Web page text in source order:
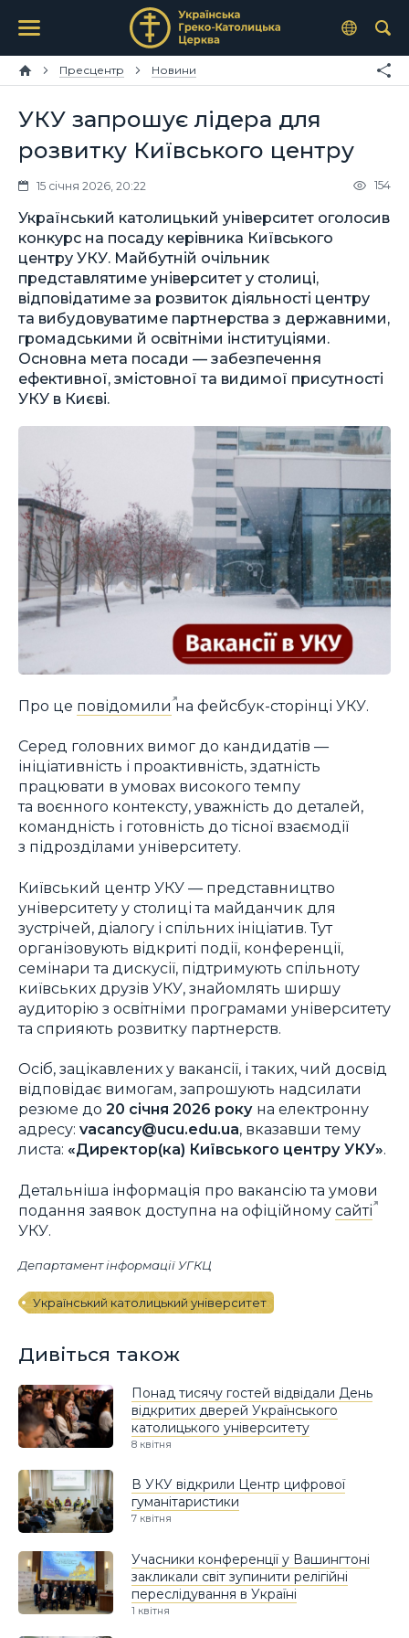
Пресцентр Новини
УКУ запрошує лідера для
розвитку Київського центру
15 січня 2026, 20:22 154
Український католицький університет оголосив
конкурс на посаду керівника Київського
центру УКУ. Майбутній очільник
представлятиме університет у столиці,
відповідатиме за розвиток діяльності центру
та вибудовуватиме партнерства з державними,
громадськими й освітніми інституціями.
Основна мета посади — забезпечення
ефективної, змістовної та видимої присутності
УКУ в Києві.
Про це повідомилина фейсбук-сторінці УКУ.
Серед головних вимог до кандидатів —
ініціативність і проактивність, здатність
працювати в умовах високого темпу
та воєнного контексту, уважність до деталей,
командність і готовність до тісної взаємодії
з підрозділами університету.
Київський центр УКУ — представництво
університету у столиці та майданчик для
зустрічей, діалогу і спільних ініціатив. Тут
організовують відкриті події, конференції,
семінари та дискусії, підтримують спільноту
київських друзів УКУ, знайомлять ширшу
аудиторію з освітніми програмами університету
та сприяють розвитку партнерств.
Осіб, зацікавлених у вакансії, і таких, чий досвід
відповідає вимогам, запрошують надсилати
резюме до 20 січня 2026 року на електронну
адресу: vacancy@ucu.edu.ua, вказавши тему
листа: «Директор(ка) Київського центру УКУ».
Детальніша інформація про вакансію та умови
подання заявок доступна на офіційному сайті
УКУ.
Департамент інформації УГКЦ
Український католицький університет
Дивіться також
Понад тисячу гостей відвідали День
відкритих дверей Українського
католицького університету
8 квітня
В УКУ відкрили Центр цифрової
гуманітаристики
7 квітня
Учасники конференції у Вашингтоні
закликали світ зупинити релігійні
переслідування в Україні
1 квітня